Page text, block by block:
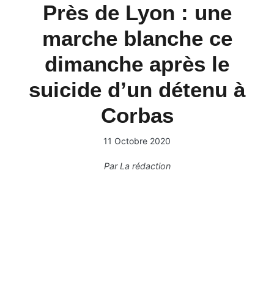
Près de Lyon : une
marche blanche ce
dimanche après le
suicide d’un détenu à
Corbas
11 Octobre 2020
ParLa rédaction